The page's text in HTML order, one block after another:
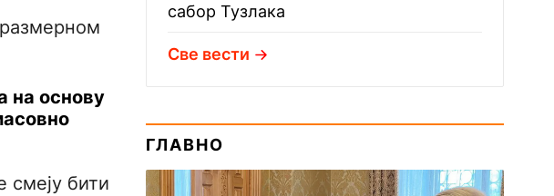
на основу
смеју бити
сабор Тузлака
Све вести
ГЛАВНО